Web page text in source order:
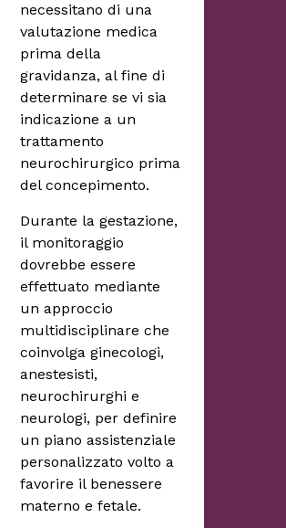
necessitano di una
valutazione medica
prima della
gravidanza, al fine di
determinare se vi sia
indicazione a un
trattamento
neurochirurgico prima
del concepimento.
Durante la gestazione,
il monitoraggio
dovrebbe essere
effettuato mediante
un approccio
multidisciplinare che
coinvolga ginecologi,
anestesisti,
neurochirurghi e
neurologi, per definire
un piano assistenziale
personalizzato volto a
favorire il benessere
materno e fetale.